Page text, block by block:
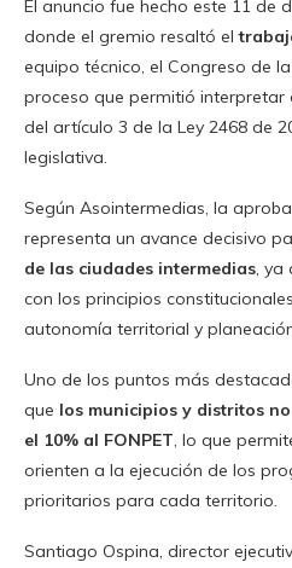
El anuncio fue hecho este 11 de
donde el gremio resaltó el
equipo técnico, el Congreso de
proceso que permitió interpretar
del artículo 3 de la Ley 2468 de
legislativa.
Según Asointermedias, la
representa un avance decisivo
de las ciudades intermedias ,
con los principios
autonomía territorial y
Uno de los puntos más
que los municipios y distritos
el 10% al FONPET , lo que
orienten a la ejecución de los
prioritarios para cada territorio.
Santiago Ospina, director